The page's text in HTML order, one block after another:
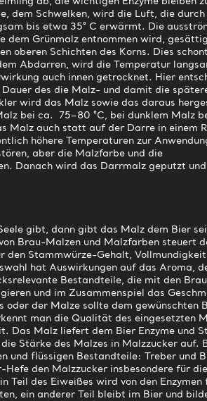
dem Schwelken, wird die Luft, die
bis etwa 35° C erwärmt. Die
dem Grünmalz entnommen wird,
oberen Schichten des Korns. Dies
Abdarren, wird die Temperatur
auch innen getrocknet. Hier
Dauer des die Malz- und damit die
wird das Malz sowie das daraus
bei ca. 75–80 °C, bei dunklem Malz
Malz auch statt auf der Darre in einem
höhere Temperaturen zur
aber die Malzfarbe und die
Danach wird das Darrmalz geputzt und
gibt, dann gibt das Malz dem Bier
Brau-Malzen und Malzfarben steuert
den Stammwürze-Gehalt,
hat Auswirkungen auf das Aroma,
Bestandteile, die mit den
und im Zusammenspiel das
oder der Malze sollte dem gewünschten
man die Qualität des eingesetzten
Das Malz liefert dem Bier Enzyme und
Stärke des Malzes in Malzzucker auf.
und flüssigen Bestandteile: Treber und
Hefe den Malzzucker insbesondere für
Teil des Eiweißes wird von den Enzymen
ein anderer Teil bleibt im Bier und